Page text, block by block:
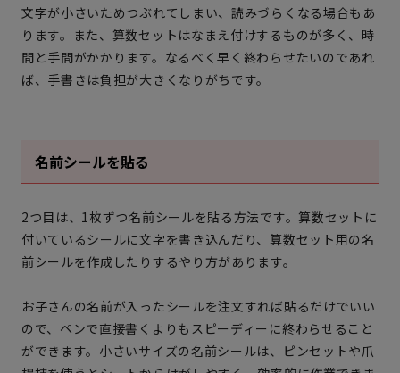
文字が小さいためつぶれてしまい、読みづらくなる場合もあ
ります。また、算数セットはなまえ付けするものが多く、時
間と手間がかかります。なるべく早く終わらせたいのであれ
ば、手書きは負担が大きくなりがちです。
名前シールを貼る
2つ目は、1枚ずつ名前シールを貼る方法です。算数セットに
付いているシールに文字を書き込んだり、算数セット用の名
前シールを作成したりするやり方があります。
お子さんの名前が入ったシールを注文すれば貼るだけでいい
ので、ペンで直接書くよりもスピーディーに終わらせること
ができます。小さいサイズの名前シールは、ピンセットや爪